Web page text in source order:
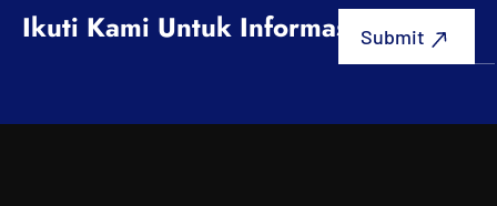
Ikuti Kami Untuk Informasi Terbaru